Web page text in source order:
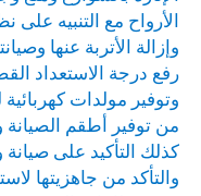
الأرواح مع التنبيه على
وإزالة الأتربة عنها
رفع درجة الاستعداد
وتوفير مولدات
من توفير أطقم
كذلك التأكيد على
والتأكد من جاهزيتها